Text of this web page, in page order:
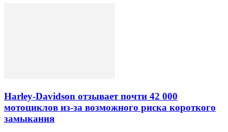
Harley-Davidson отзывает почти 42 000
мотоциклов из-за возможного риска короткого
замыкания